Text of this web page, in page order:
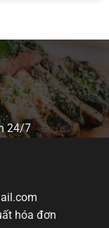
24/7
hóa đơn